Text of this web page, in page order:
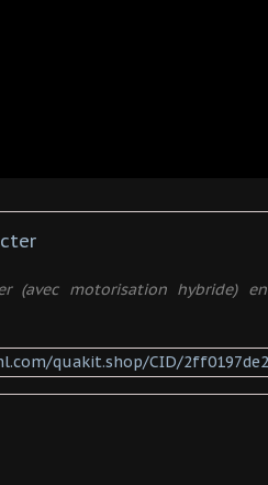
(avec motorisation hybride)